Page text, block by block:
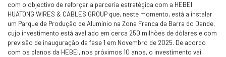
com o objectivo de reforçar a parceria estratégica com a HEBEI
HUATONG WIRES & CABLES GROUP que, neste momento, está a instalar
um Parque de Produção de Alumínio na Zona Franca da Barra do Dande,
cujo investimento está avaliado em cerca 250 milhões de dólares e com
previsão de inauguração da fase 1 em Novembro de 2025. De acordo
com os planos da HEBEI, nos próximos 10 anos, o investimento vai